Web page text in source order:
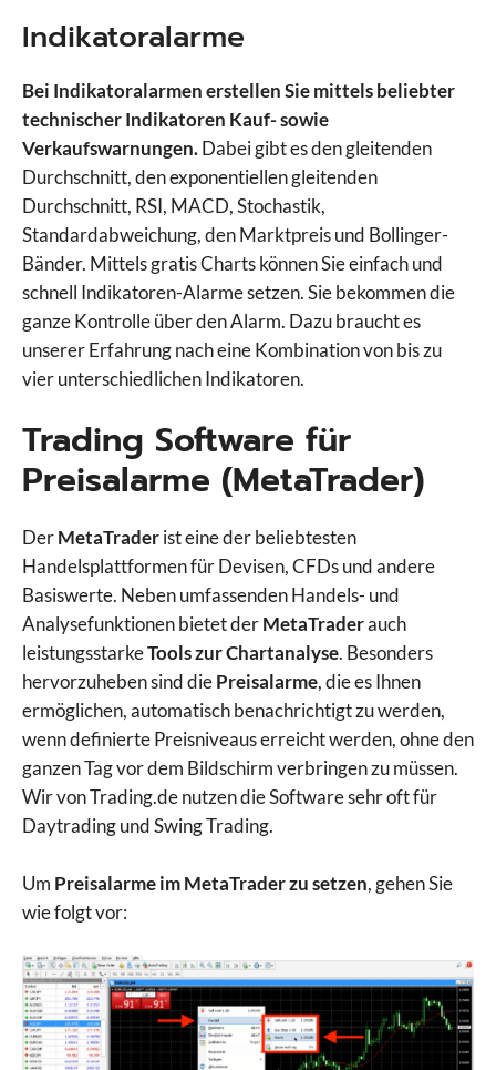
Indikatoralarme
Bei Indikatoralarmen erstellen Sie mittels beliebter
technischer Indikatoren Kauf- sowie
Verkaufswarnungen.Dabei gibt es den gleitenden
Durchschnitt, den exponentiellen gleitenden
Durchschnitt, RSI, MACD, Stochastik,
Standardabweichung, den Marktpreis und Bollinger-
Bänder. Mittels gratis Charts können Sie einfach und
schnell Indikatoren-Alarme setzen. Sie bekommen die
ganze Kontrolle über den Alarm. Dazu braucht es
unserer Erfahrung nach eine Kombination von bis zu
vier unterschiedlichen Indikatoren.
Trading Software für
Preisalarme (MetaTrader)
DerMetaTraderist eine der beliebtesten
Handelsplattformen für Devisen, CFDs und andere
Basiswerte. Neben umfassenden Handels- und
Analysefunktionen bietet derMetaTraderauch
leistungsstarkeTools zur Chartanalyse. Besonders
hervorzuheben sind diePreisalarme, die es Ihnen
ermöglichen, automatisch benachrichtigt zu werden,
wenn definierte Preisniveaus erreicht werden, ohne den
ganzen Tag vor dem Bildschirm verbringen zu müssen.
Wir von Trading.de nutzen die Software sehr oft für
Daytrading und Swing Trading.
Um Preisalarme im MetaTrader zu setzen, gehen Sie
wie folgt vor: